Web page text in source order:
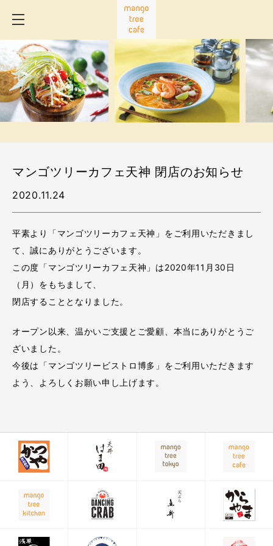
マンゴツリーカフェ天神 閉店のお知らせ
2020.11.24
平素より「マンゴツリーカフェ天神」をご利用いただきまし
て、誠にありがとうございます。
この度「マンゴツリーカフェ天神」は2020年11月30日
（月）をもちまして、
閉店することとなりました。
オープン以来、温かいご支援とご愛顧、本当にありがとうご
ざいました。
今後は「マンゴツリービストロ博多」をご利用いただきます
よう、よろしくお願い申し上げます。